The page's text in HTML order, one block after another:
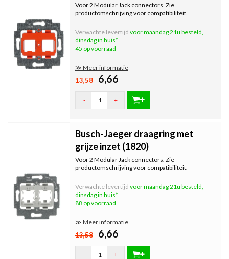
Voor 2 Modular Jack connectors. Zie
productomschrijving voor compatibiliteit.
Verwachte levertijd voor maandag 21u besteld,
dinsdag in huis*
45 op voorraad
≫ Meer informatie
13,58 6,66
- +
Busch-Jaeger draagring met
grijze inzet (1820)
Voor 2 Modular Jack connectors. Zie
productomschrijving voor compatibiliteit.
Verwachte levertijd voor maandag 21u besteld,
dinsdag in huis*
88 op voorraad
≫ Meer informatie
13,58 6,66
- +